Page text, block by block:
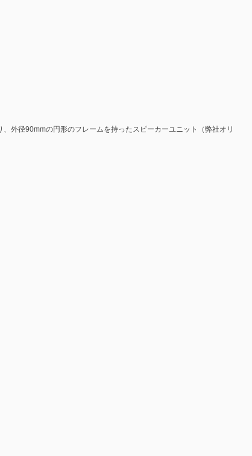
外径90mmの円形のフレームを持ったスピーカーユニット（弊社オリ